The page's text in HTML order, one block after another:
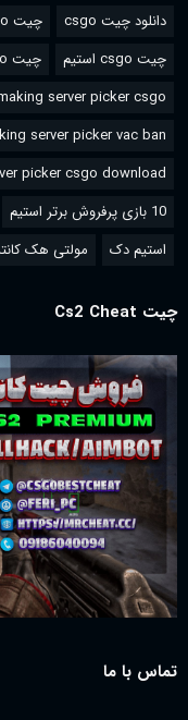
دانلود چیت csgo چیت csgo بدون بن شدن
چیت csgo استیم
چیت csgo
server picker csgo
server picker vac ban
picker csgo download
10 بازی پرفروش برتر استیم
استیم دک
مولتی هک
چیت Cs2 Cheat
تماس با ما